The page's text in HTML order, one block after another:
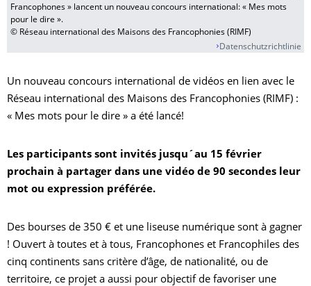
Francophones » lancent un nouveau concours international: « Mes mots
pour le dire ».
© Réseau international des Maisons des Francophonies (RIMF)
Datenschutzrichtlinie
Un nouveau concours international de vidéos en lien avec le
Réseau international des Maisons des Francophonies (RIMF) :
« Mes mots pour le dire » a été lancé!
Les participants sont invités jusqu´au 15 février
prochain à partager dans une vidéo de 90 secondes leur
mot ou expression préférée.
Des bourses de 350 € et une liseuse numérique sont à gagner
! Ouvert à toutes et à tous, Francophones et Francophiles des
cinq continents sans critère d’âge, de nationalité, ou de
territoire, ce projet a aussi pour objectif de favoriser une